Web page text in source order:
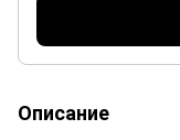
Описание